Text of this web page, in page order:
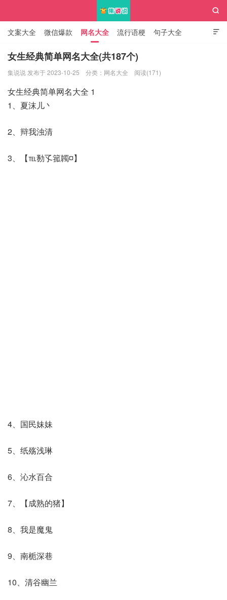

文案大全 微信爆款 网名大全 流行语梗 句子大全
知识大全

女生经典简单网名大全(共187个)
集说说 发布于 2023-10-25 分类： 网名大全 阅读(171)
女生经典简单网名大全 1
1、夏沫儿丶
2、辩我浊清
3、【℡勌孓箛韣¤】
4、国民妹妹
5、纸殇浅琳
6、沁水百合
7、【成熟的猪】
8、我是魔鬼
9、南栀深巷
10、清谷幽兰